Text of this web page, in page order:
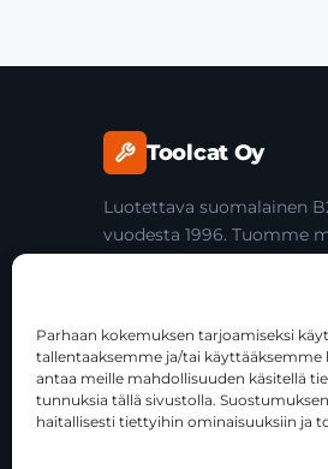
Parhaan kokemuksen tarjoamiseksi
tallentaaksemme ja/tai
antaa meille mahdollisuuden käsitellä
tunnuksia tällä sivustolla.
haitallisesti tiettyihin ominaisuuksiin ja
Toolcat Oy
Luotettava suomalainen
vuodesta 1996. Tuomme